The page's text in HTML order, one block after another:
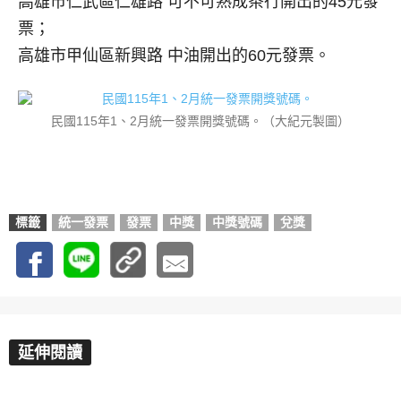
票；
高雄市甲仙區新興路 中油開出的60元發票。
民國115年1、2月統一發票開獎號碼。（大紀元製圖）
標籤 統一發票 發票 中獎 中獎號碼 兌獎
延伸閱讀